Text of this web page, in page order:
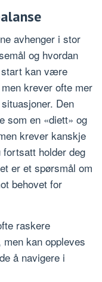
avhenger i stor
og hvordan
start kan være
krever ofte mer
Den
som en «diett» og
krever kanskje
holder deg
er et spørsmål om
behovet for
raskere
kan oppleves
å navigere i